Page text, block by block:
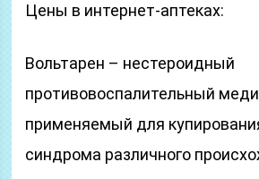
Цены в интернет-аптеках:
Вольтарен – нестероидный
противовоспалительный
применяемый для
синдрома различного